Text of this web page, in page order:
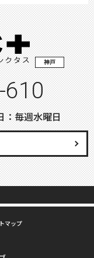
神戸
毎週水曜日
マップ